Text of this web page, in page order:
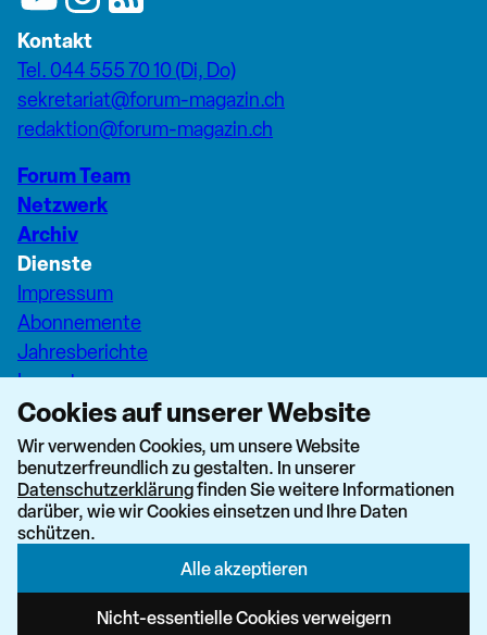
Kontakt
Tel. 044 555 70 10 (Di, Do)
sekretariat@forum-magazin.ch
redaktion@forum-magazin.ch
Forum Team
Netzwerk
Archiv
Dienste
Impressum
Abonnemente
Jahresberichte
Inserate
Pfarreiseiten Stadt Zürich
Dashboard Forum+
Cookies auf unserer Website
Wir verwenden Cookies, um unsere Website
benutzerfreundlich zu gestalten. In unserer
Datenschutzerklärungfinden Sie weitere Informationen
darüber, wie wir Cookies einsetzen und Ihre Daten
schützen.
Alle akzeptieren
Nicht-essentielle Cookies verweigern
Newsletter abonnieren